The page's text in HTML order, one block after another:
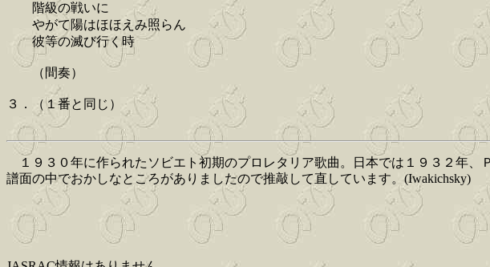
階級の戦いに
やがて陽はほほえみ照らん
彼等の滅び行く時
（間奏）
３．（１番と同じ）
１９３０年に作られたソビエト初期のプロレタリア歌曲。日本では１９３２年、
譜面の中でおかしなところがありましたので推敲して直しています。(Iwakichsky)